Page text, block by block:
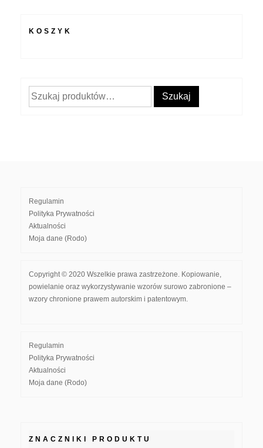
KOSZYK
Szukaj: Szukaj
Regulamin
Polityka Prywatności
Aktualności
Moja dane (Rodo)
Copyright © 2020 Wszelkie prawa zastrzeżone. Kopiowanie,
powielanie oraz wykorzystywanie wzorów surowo zabronione –
wzory chronione prawem autorskim i patentowym.
Regulamin
Polityka Prywatności
Aktualności
Moja dane (Rodo)
ZNACZNIKI PRODUKTU